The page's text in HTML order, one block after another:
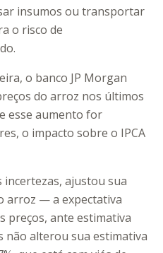
insumos ou transportar
o risco de
o banco JP Morgan
do arroz nos últimos
esse aumento for
o impacto sobre o IPCA
incertezas, ajustou sua
arroz — a expectativa
preços, ante estimativa
não alterou sua estimativa